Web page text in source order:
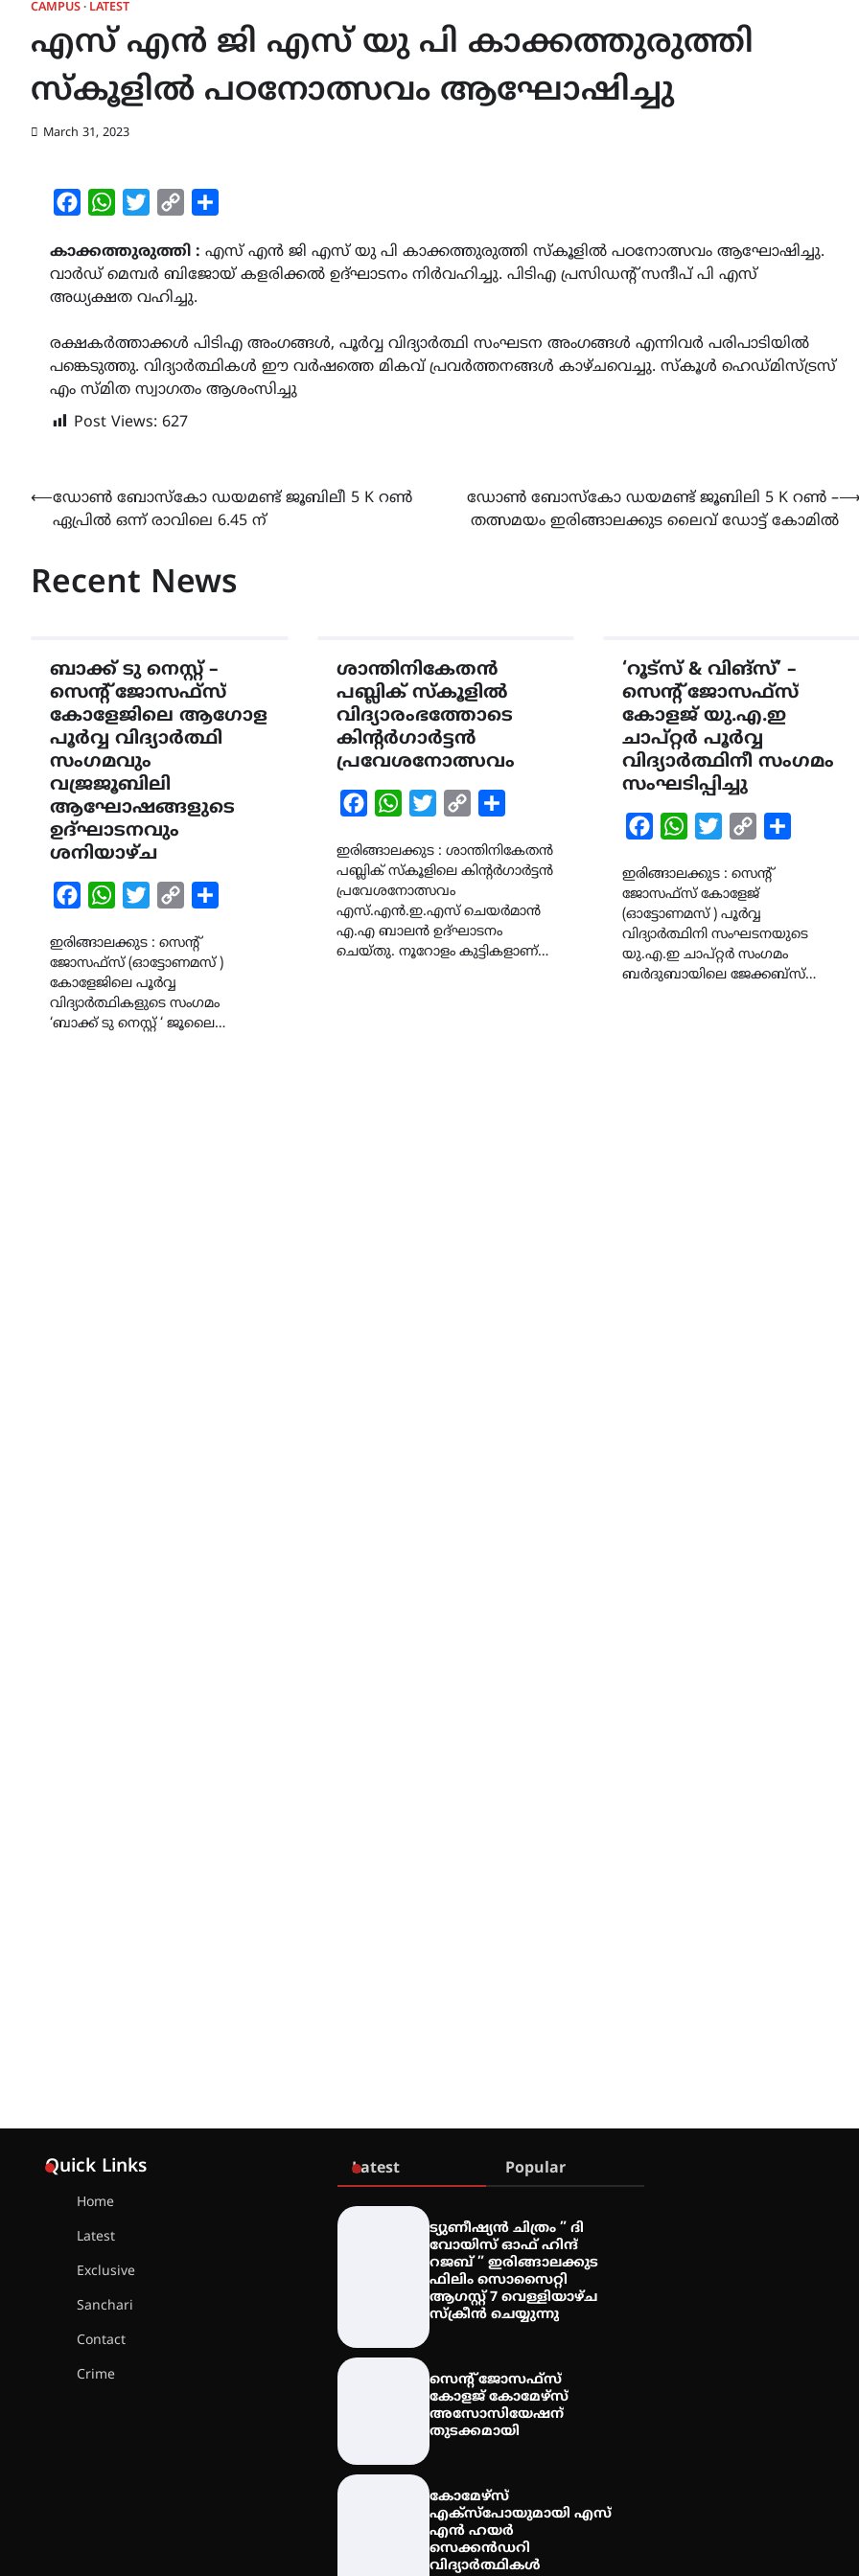
CAMPUS LATEST
എസ് എൻ ജി എസ് യു പി കാക്കത്തുരുത്തി
സ്കൂളിൽ പഠനോത്സവം ആഘോഷിച്ചു
March 31, 2023
FacebookWhatsAppTwitterCopy
കാക്കത്തുരുത്തി : എസ് എൻ ജി എസ് യു പി കാക്കത്തുരുത്തി സ്കൂളിൽ പഠനോത്സവം ആഘോഷിച്ചു.
വാർഡ് മെമ്പർ ബിജോയ് കളരിക്കൽ ഉദ്ഘാടനം നിർവഹിച്ചു. പിടിഎ പ്രസിഡന്റ് സന്ദീപ് പി എസ്
അധ്യക്ഷത വഹിച്ചു.
രക്ഷകർത്താക്കൾ പിടിഎ അംഗങ്ങൾ, പൂർവ്വ വിദ്യാർത്ഥി സംഘടന അംഗങ്ങൾ എന്നിവർ പരിപാടിയിൽ
പങ്കെടുത്തു. വിദ്യാർത്ഥികൾ ഈ വർഷത്തെ മികവ് പ്രവർത്തനങ്ങൾ കാഴ്ചവെച്ചു. സ്കൂൾ ഹെഡ്മിസ്ട്രസ്
എം സ്മിത സ്വാഗതം ആശംസിച്ചു
Post Views: 627
Post
navigation
⟵ഡോൺ ബോസ്കോ ഡയമണ്ട് ജൂബിലീ 5 K റൺ
ഏപ്രിൽ ഒന്ന് രാവിലെ 6.45 ന്
ഡോൺ ബോസ്കോ ഡയമണ്ട് ജൂബിലി 5 K റൺ –
തത്സമയം ഇരിങ്ങാലക്കുട ലൈവ് ഡോട്ട് കോമിൽ
Recent News
ബാക്ക് ടു നെസ്റ്റ് –
സെൻ്റ് ജോസഫ്സ്
കോളേജിലെ ആഗോള
പൂർവ്വ വിദ്യാർത്ഥി
സംഗമവും
വജ്രജൂബിലി
ആഘോഷങ്ങളുടെ
ഉദ്ഘാടനവും
ശനിയാഴ്ച
FacebookWhatsAppTwitterCopy
ഇരിങ്ങാലക്കുട : സെൻ്റ്
ജോസഫ്സ് (ഓട്ടോണമസ് )
കോളേജിലെ പൂർവ്വ
വിദ്യാർത്ഥികളുടെ സംഗമം
‘ബാക്ക് ടു നെസ്റ്റ് ‘ ജൂലൈ…
ശാന്തിനികേതൻ
പബ്ലിക് സ്കൂളിൽ
വിദ്യാരംഭത്തോടെ
കിന്റർഗാർട്ടൻ
പ്രവേശനോത്സവം
FacebookWhatsAppTwitterCopy
ഇരിങ്ങാലക്കുട : ശാന്തിനികേതൻ
പബ്ലിക് സ്കൂളിലെ കിന്റർഗാർട്ടൻ
പ്രവേശനോത്സവം
എസ്.എൻ.ഇ.എസ് ചെയർമാൻ
എ.എ ബാലൻ ഉദ്ഘാടനം
ചെയ്തു. നൂറോളം കുട്ടികളാണ്…
‘റൂട്സ് & വിങ്സ്’ –
സെൻ്റ് ജോസഫ്സ്
കോളജ് യു.എ.ഇ
ചാപ്റ്റർ പൂർവ്വ
വിദ്യാർത്ഥിനീ സംഗമം
സംഘടിപ്പിച്ചു
FacebookWhatsAppTwitterCopy
ഇരിങ്ങാലക്കുട : സെൻ്റ്
ജോസഫ്സ് കോളേജ്
(ഓട്ടോണമസ് ) പൂർവ്വ
വിദ്യാർത്ഥിനി സംഘടനയുടെ
യു.എ.ഇ ചാപ്റ്റർ സംഗമം
ബർദുബായിലെ ജേക്കബ്സ്…
Quick Links
Home
Latest
Exclusive
Sanchari
Contact
Crime
Latest Popular
ട്യുണീഷ്യൻ ചിത്രം ” ദി
വോയിസ് ഓഫ് ഹിന്ദ്
റജബ് ” ഇരിങ്ങാലക്കുട
ഫിലിം സൊസൈറ്റി
ആഗസ്റ്റ് 7 വെള്ളിയാഴ്ച
സ്‌ക്രീൻ ചെയ്യുന്നു
സെന്റ് ജോസഫ്സ്
കോളജ് കോമേഴ്‌സ്
അസോസിയേഷന്
തുടക്കമായി
കോമേഴ്സ്
എക്സ്പോയുമായി എസ്
എൻ ഹയർ
സെക്കൻഡറി
വിദ്യാർത്ഥികൾ